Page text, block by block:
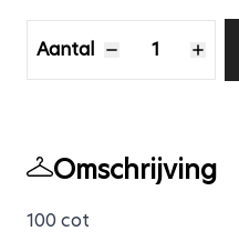
Aantal
Omschrijving
100 cot